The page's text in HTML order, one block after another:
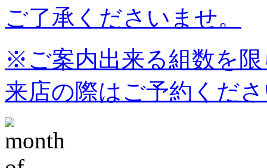
ご了承くださいませ。
※ご案内出来る組数を
来店の際はご予約くだ